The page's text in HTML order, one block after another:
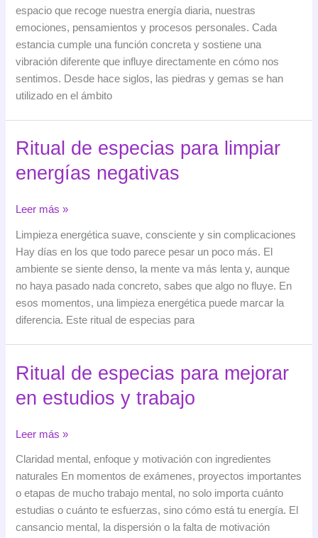
de
estancia
espacio que recoge nuestra energía diaria, nuestras
emociones, pensamientos y procesos personales. Cada
estancia cumple una función concreta y sostiene una
vibración diferente que influye directamente en cómo nos
sentimos. Desde hace siglos, las piedras y gemas se han
utilizado en el ámbito
Ritual de especias para limpiar
energías negativas
Ritual
especias
para
energías
Leer más »
Limpieza energética suave, consciente y sin complicaciones
Hay días en los que todo parece pesar un poco más. El
ambiente se siente denso, la mente va más lenta y, aunque
no haya pasado nada concreto, sabes que algo no fluye. En
esos momentos, una limpieza energética puede marcar la
diferencia. Este ritual de especias para
Ritual de especias para mejorar
en estudios y trabajo
Ritual
mejorar
Leer más »
Claridad mental, enfoque y motivación con ingredientes
naturales En momentos de exámenes, proyectos importantes
o etapas de mucho trabajo mental, no solo importa cuánto
estudias o cuánto te esfuerzas, sino cómo está tu energía. El
cansancio mental, la dispersión o la falta de motivación